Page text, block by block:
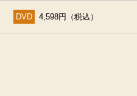
DVD 4,598円（税込）